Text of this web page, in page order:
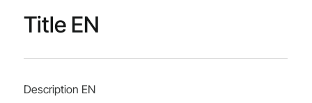
Title EN
Description EN